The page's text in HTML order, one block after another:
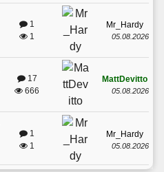
1
1
Mr_Hardy
05.08.2026
17
666
MattDevitto
05.08.2026
1
1
Mr_Hardy
05.08.2026